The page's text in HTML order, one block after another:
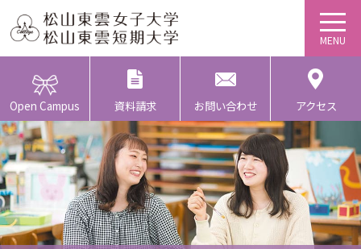
Open Campus 資料請求 お問い合わせ アクセス